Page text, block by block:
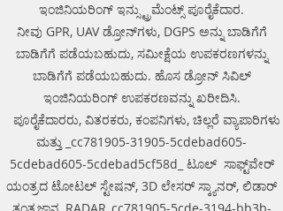
in Gaya, Ground Penetrating Radar,
| RAYNAS | TECH. GPR SUE Survey,
Ground Penetrating Radar Provider
Companies Survey,Underground
Utility Scanner Locator
Mapping.GPR(Ground Penetrating
Radar) Survey Provider . We
provide consolidated complete
solution to create detailed digital
mapping of underground utility
lines in GIS platform.This exercise
ಇಂಜಿನಿಯರಿಂಗ್ ಇನ್ಸ್ಟ್ರುಮೆಂಟ್ಸ್ ಪೂರೈಕೆದಾರ.
ನೀವು GPR, UAV ಡ್ರೋನ್‌ಗಳು, DGPS ಅನ್ನು ಬಾಡಿಗೆಗೆ
ಬಾಡಿಗೆಗೆ ಪಡೆಯಬಹುದು, ಸಮೀಕ್ಷೆಯ ಉಪಕರಣಗಳನ್ನು
ಬಾಡಿಗೆಗೆ ಪಡೆಯಬಹುದು. ಹೊಸ ಡ್ರೋನ್ ಸಿವಿಲ್
ಇಂಜಿನಿಯರಿಂಗ್ ಉಪಕರಣವನ್ನು ಖರೀದಿಸಿ.
ಪೂರೈಕೆದಾರರು, ವಿತರಕರು, ಕಂಪನಿಗಳು, ಚಿಲ್ಲರೆ ವ್ಯಾಪಾರಿಗಳು
ಮತ್ತು _cc781905-31905-5cdebad605-
5cdebad605-5cdebad5cf58d_ ಟೂಲ್ ಸಾಫ್ಟ್‌ವೇರ್
ಯಂತ್ರದ ಟೋಟಲ್ ಸ್ಟೇಷನ್, 3D ಲೇಸರ್ ಸ್ಕ್ಯಾನರ್, ಲಿಡಾರ್